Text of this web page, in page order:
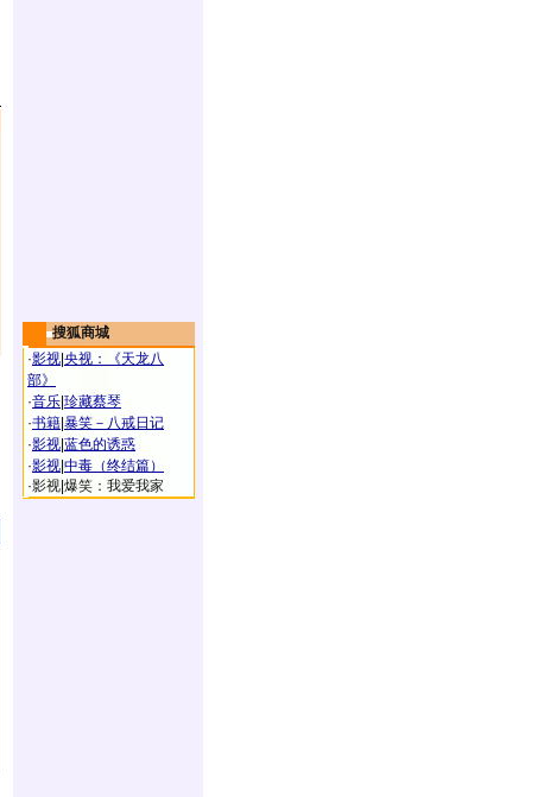
搜狐商城
·影视 央视：《天龙八
部》
·音乐 珍藏蔡琴
·书籍 暴笑－八戒日记
·影视 蓝色的诱惑
·影视 中毒（终结篇）
·影视 爆笑：我爱我家